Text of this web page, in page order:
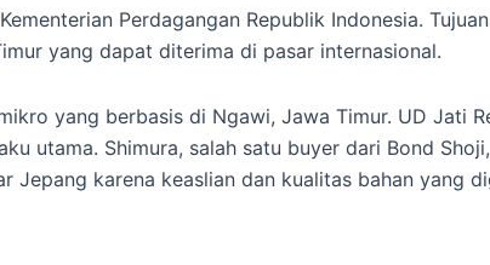
Perdagangan Republik Indonesia.
yang dapat diterima di pasar internasional.
yang berbasis di Ngawi, Jawa Timur. UD Jati
utama. Shimura, salah satu buyer dari Bond
karena keaslian dan kualitas bahan yang